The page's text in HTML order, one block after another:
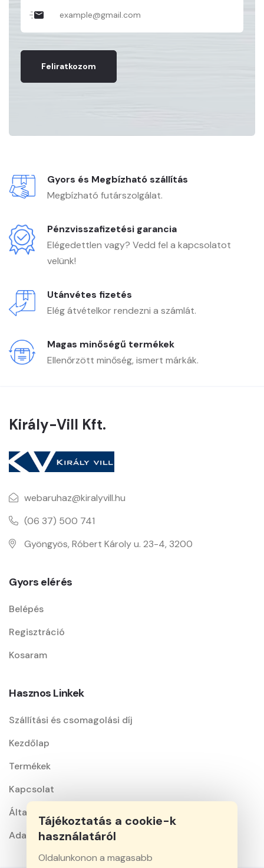
Feliratkozom
Gyors és Megbízható szállítás
Megbízható futárszolgálat.
Pénzvisszafizetési garancia
Elégedettlen vagy? Vedd fel a kapcsolatot
velünk!
Utánvétes fizetés
Elég átvételkor rendezni a számlát.
Magas minőségű termékek
Ellenőrzött minőség, ismert márkák.
Király-Vill Kft.
webaruhaz@kiralyvill.hu
(06 37) 500 741
Gyöngyös, Róbert Károly u. 23-4, 3200
Gyors elérés
Belépés
Regisztráció
Kosaram
Hasznos Linkek
Szállítási és csomagolási díj
Kezdőlap
Termékek
Kapcsolat
Általános szerződési feltételek
Adatkezelési nyilatkozat
Tájékoztatás a cookie-k
használatáról
Oldalunkonon a magasabb